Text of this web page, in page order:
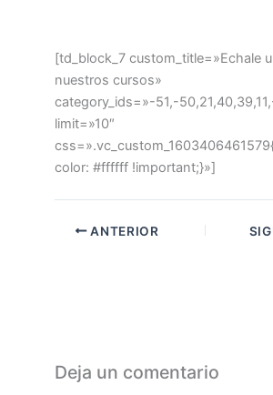
[td_block_7 custom_title=»Echale
nuestros cursos»
category_ids=»-51,-
limit=»10″
color: #ffffff !important;}»]
ANTERIOR
Deja un comentario